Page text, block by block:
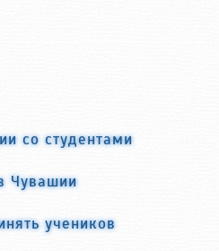
со студентами
Чувашии
учеников